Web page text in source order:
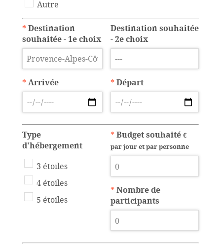
Autre
*Destination
souhaitée - 1e choix
Destination souhaitée
- 2e choix
*Arrivée *Départ
Type
d'hébergement
3 étoiles
4 étoiles
5 étoiles
*Budget souhaité €
par jour et par personne
*Nombre de
participants